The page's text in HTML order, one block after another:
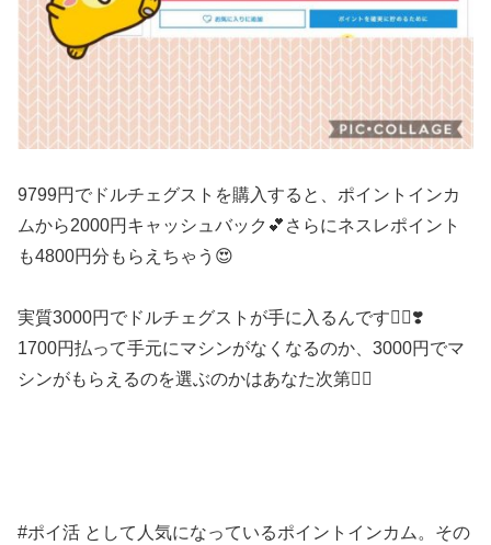
9799円でドルチェグストを購入すると、ポイントインカ
ムから2000円キャッシュバック💕さらにネスレポイント
も4800円分もらえちゃう😍
実質3000円でドルチェグストが手に入るんです🙆‍♀️❣️
1700円払って手元にマシンがなくなるのか、3000円でマ
シンがもらえるのを選ぶのかはあなた次第🕵️‍♀️
#ポイ活 として人気になっているポイントインカム。その